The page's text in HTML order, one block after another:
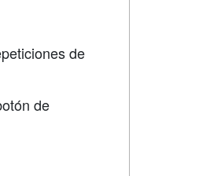
de
de